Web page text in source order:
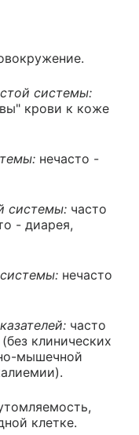
системы:
крови к коже
нечасто -
системы: часто
- диарея,
нечасто
часто
клинических
мышечной
клетке.